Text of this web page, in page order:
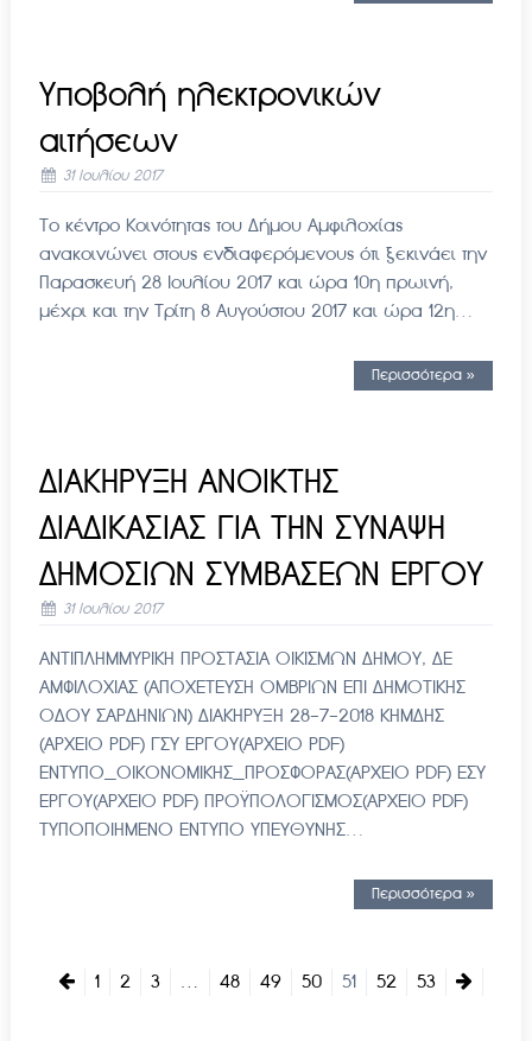
Υποβολή ηλεκτρονικών
αιτήσεων
31 Ιουλίου 2017
Το κέντρο Κοινότητας του Δήμου Αμφιλοχίας
ανακοινώνει στους ενδιαφερόμενους ότι ξεκινάει την
Παρασκευή 28 Ιουλίου 2017 και ώρα 10η πρωινή,
μέχρι και την Τρίτη 8 Αυγούστου 2017 και ώρα 12η…
Περισσότερα »
ΔΙΑΚΗΡΥΞΗ ΑΝΟΙΚΤΗΣ
ΔΙΑΔΙΚΑΣΙΑΣ ΓΙΑ ΤΗΝ ΣΥΝΑΨΗ
ΔΗΜΟΣΙΩΝ ΣΥΜΒΑΣΕΩΝ ΕΡΓΟΥ
31 Ιουλίου 2017
ΑΝΤΙΠΛΗΜΜΥΡΙΚΗ ΠΡΟΣΤΑΣΙΑ ΟΙΚΙΣΜΩΝ ΔΗΜΟΥ, ΔΕ
ΑΜΦΙΛΟΧΙΑΣ (ΑΠΟΧΕΤΕΥΣΗ ΟΜΒΡΙΩΝ ΕΠΙ ΔΗΜΟΤΙΚΗΣ
ΟΔΟΥ ΣΑΡΔΗΝΙΩΝ) ΔΙΑΚΗΡΥΞΗ 28-7-2018 ΚΗΜΔΗΣ
(ΑΡΧΕΙΟ PDF) ΓΣΥ ΕΡΓΟΥ(ΑΡΧΕΙΟ PDF)
ΕΝΤΥΠΟ_ΟΙΚΟΝΟΜΙΚΗΣ_ΠΡΟΣΦΟΡΑΣ(ΑΡΧΕΙΟ PDF) ΕΣΥ
ΕΡΓΟΥ(ΑΡΧΕΙΟ PDF) ΠΡΟΫΠΟΛΟΓΙΣΜΟΣ(ΑΡΧΕΙΟ PDF)
ΤΥΠΟΠΟΙΗΜΕΝΟ ΕΝΤΥΠΟ ΥΠΕΥΘΥΝΗΣ…
Περισσότερα »
1 2 3 … 48 49 50 51 52 53